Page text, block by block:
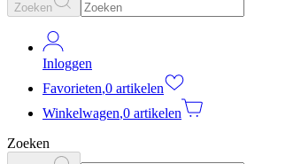
Zoeken
Inloggen
Favorieten,0 artikelen
Winkelwagen,0 artikelen
Zoeken